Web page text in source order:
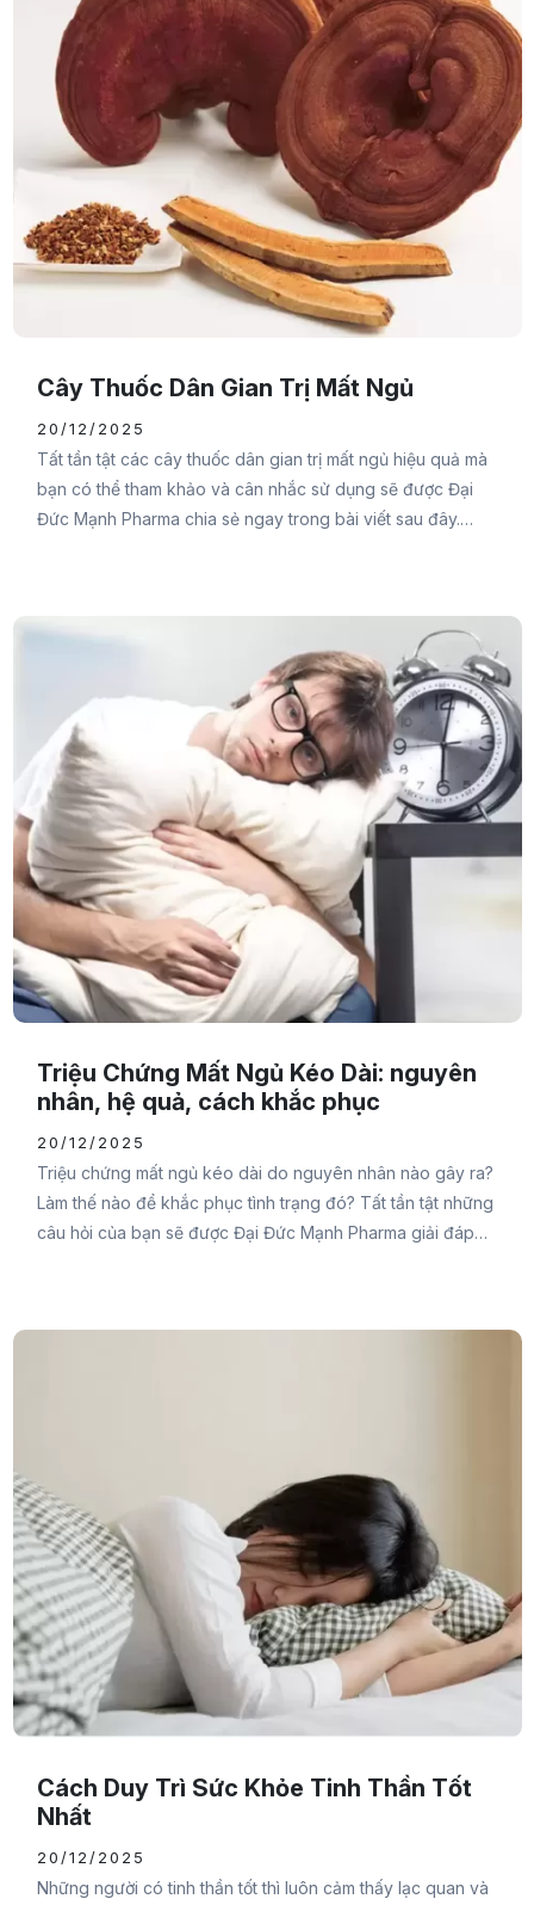
Cây Thuốc Dân Gian Trị Mất Ngủ
20/12/2025
Tất tần tật các cây thuốc dân gian trị mất ngủ hiệu quả mà
bạn có thể tham khảo và cân nhắc sử dụng sẽ được Đại
Đức Mạnh Pharma chia sẻ ngay trong bài viết sau đây.
Triệu Chứng Mất Ngủ Kéo Dài: nguyên
nhân, hệ quả, cách khắc phục
20/12/2025
Triệu chứng mất ngủ kéo dài do nguyên nhân nào gây ra?
Làm thế nào để khắc phục tình trạng đó? Tất tần tật những
câu hỏi của bạn sẽ được Đại Đức Mạnh Pharma giải đáp
Cách Duy Trì Sức Khỏe Tinh Thần Tốt
Nhất
20/12/2025
Những người có tinh thần tốt thì luôn cảm thấy lạc quan và